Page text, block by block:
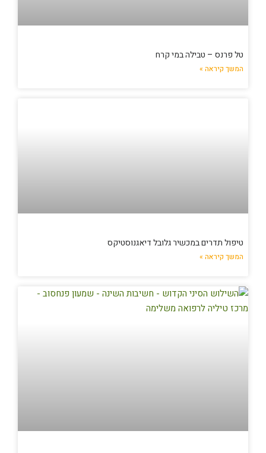
טל פרנס – טבילה במי קרח
המשך קיראה »
טיפול תדרים במכשיר גלובל דיאגנוסטיקס
המשך קיראה »